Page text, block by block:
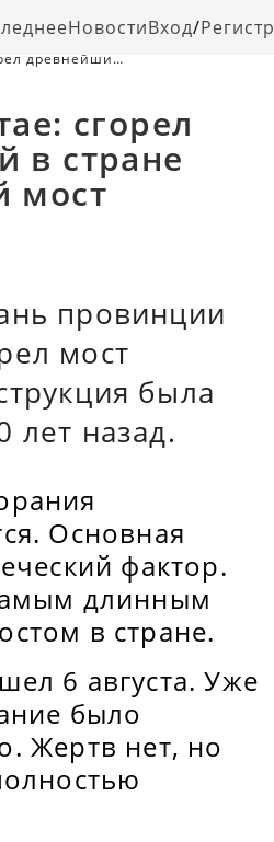
НовостиВход/
древнейший
сгорел
в стране
мост
провинции
мост
была
лет назад.
Основная
фактор.
длинным
в стране.
6 августа. Уже
было
Жертв нет, но